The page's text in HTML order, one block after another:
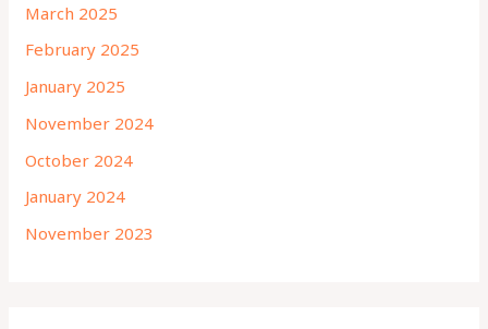
March 2025
February 2025
January 2025
November 2024
October 2024
January 2024
November 2023